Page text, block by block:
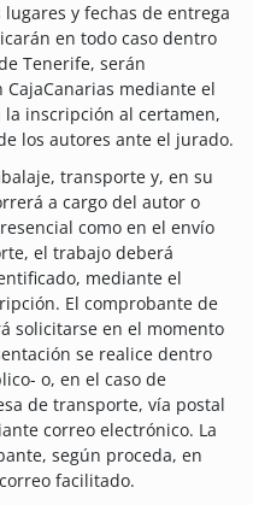
y fechas de entrega
en todo caso dentro
Tenerife, serán
mediante el
inscripción al certamen,
los autores ante el jurado.
transporte y, en su
a cargo del autor o
como en el envío
el trabajo deberá
mediante el
El comprobante de
solicitarse en el momento
se realice dentro
o, en el caso de
de transporte, vía postal
correo electrónico. La
según proceda, en
facilitado.